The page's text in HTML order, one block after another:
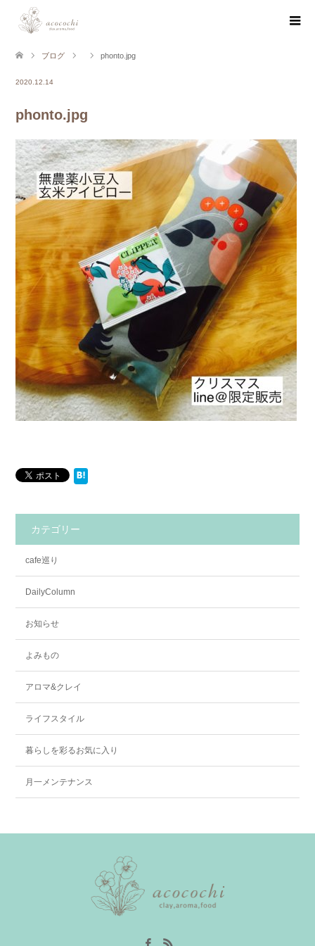
ブログ phonto.jpg
2020.12.14
phonto.jpg
カテゴリー
cafe巡り
DailyColumn
お知らせ
よみもの
アロマ&クレイ
ライフスタイル
暮らしを彩るお気に入り
月一メンテナンス